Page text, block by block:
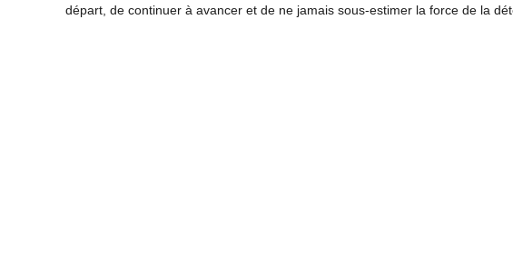
départ, de continuer à avancer et de ne jamais sous-estimer la force de la